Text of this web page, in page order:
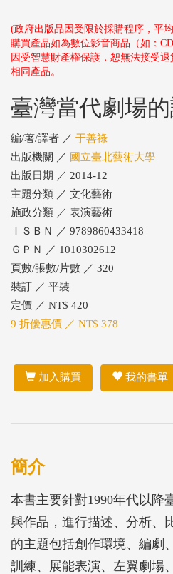
(政府出版品因受限於採購程序，平
購買產品如為數位影音商品（如：
因受智慧財產權保護，恕無法接受
相同產品。
臺灣當代劇場
編/著/譯者 ／ 于善祿
出版機關 ／ 國立臺北藝術大學
出版日期 ／ 2014-12
主題分類 ／ 文化藝術
施政分類 ／ 表演藝術
ＩＳＢＮ ／ 9789860433418
ＧＰＮ ／ 1010302612
頁數/張數/片數 ／ 320
裝訂 ／ 平裝
定價 ／ NT$ 420
9 折優惠價 ／ NT$ 378
加入購買 我的書單
簡介
本書主要針對1990年代以降
與作品，進行描述、分析、
的主題包括創作環境、編劇
訓練、展能表演、左翼劇場